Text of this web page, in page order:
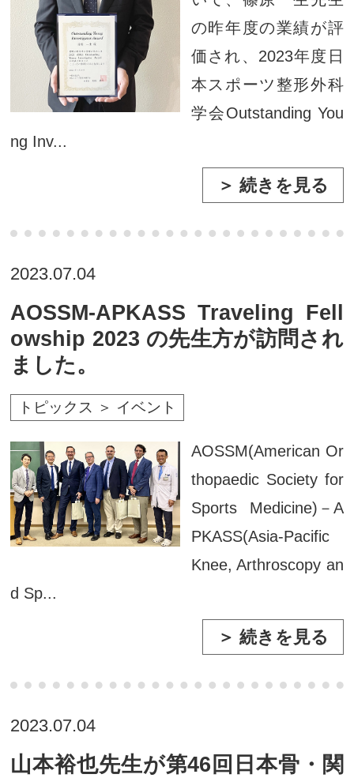
の昨年度の業績が評
価され、2023年度日
本スポーツ整形外科
学会Outstanding You
ng Inv...
＞ 続きを見る
2023.07.04
AOSSM-APKASS Traveling Fell
owship 2023 の先生方が訪問され
ました。
トピックス ＞ イベント
AOSSM(American Or
thopaedic Society for
Sports Medicine)－A
PKASS(Asia-Pacific
Knee, Arthroscopy an
d Sp...
＞ 続きを見る
2023.07.04
山本裕也先生が第46回日本骨・関